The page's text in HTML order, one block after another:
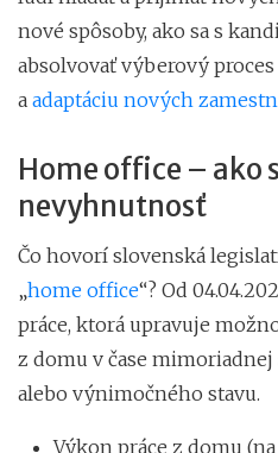
nové spôsoby, ako sa s
absolvovať výberový
a adaptáciu nových
Home office – ako
nevyhnutnosť
Čo hovorí slovenská
„home office“? Od
práce, ktorá upravuje
z domu v čase
alebo výnimočného stavu.
Výkon práce z domu